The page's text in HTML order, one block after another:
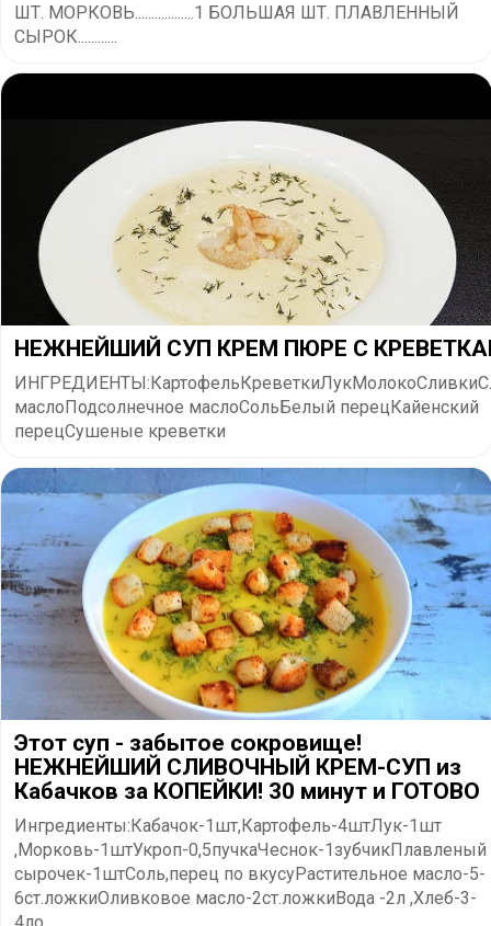
ШТ. МОРКОВЬ..................1 БОЛЬШАЯ ШТ. ПЛАВЛЕННЫЙ
СЫРОК............
НЕЖНЕЙШИЙ СУП КРЕМ ПЮРЕ С
маслоПодсолнечное маслоСольБелый перецКайенский
перецСушеные креветки
Этот суп - забытое сокровище!
НЕЖНЕЙШИЙ СЛИВОЧНЫЙ КРЕМ-СУП из
Кабачков за КОПЕЙКИ! 30 минут и ГОТОВО
Ингредиенты:Кабачок-1шт,Картофель-4штЛук-1шт
,Морковь-1штУкроп-0,5пучкаЧеснок-1зубчикПлавленый
сырочек-1штСоль,перец по вкусуРастительное масло-5-
6ст.ложкиОливковое масло-2ст.ложкиВода -2л ,Хлеб-3-